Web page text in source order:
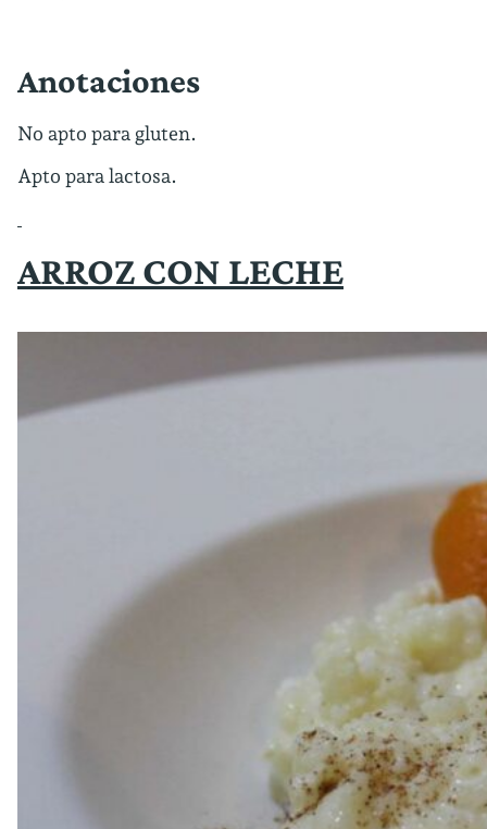
Anotaciones
No apto para gluten.
Apto para lactosa.
ARROZ CON LECHE